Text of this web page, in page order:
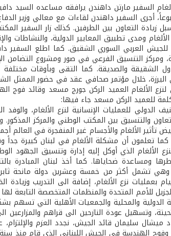
السفير مارتن داهندن يرافقه مساعده السيد
أجرى السفير داهندن لقاءات مع معالي وزير
التعاون بين الطرفين. كذلك زار السفير
العربي السوري الشقيق. كما اطلع السفير
ومركز التنسيق الفرعي في صور ومشروع التضامن
الشقيقة والصديقة. كما التقى وبأوقات
خلال مؤتمر صحافي عقد في حضور الممثل
الألغام العميد الركن جورج مسعد وقائد فوج
للعميد الركن مسعد جاء فيها:
للعمليات الإنسانية لنزع الألغام،
والتنسيق بين المكتب الوطني والمركز
تأثير الألغام والأجسام غير المنفجرة في
كما تعلمون أن مشكلة الألغام في لبنان كبيرة
الألغام الذي أوكل إليه إدارة وتنسيق الجهود
ومساعدة ضحاياها. كما أخذ لبنان المبادرة
وهي تشمل أكثر من خمسة وعشرين دولة مانحة
بعمليات نزع الألغام، إضافة الى التدريب وزيادة
للأمم المتحدة والمنظمات المتخصصة التابعة
الدولية والمحلية والجمعيات الأهلية التي
وتسهيل عودة النازحين الى قراهم والمزارعين
سليمان قائد الجيش، نجدد العزم